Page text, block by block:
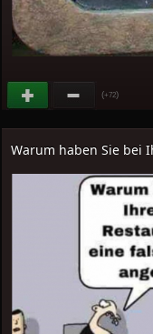
(+72)
Warum haben Sie bei